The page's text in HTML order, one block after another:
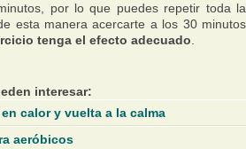
por lo que puedes repetir toda la
esta manera acercarte a los 30 minutos
tenga el efecto adecuado
interesar:
calor y vuelta a la calma
aeróbicos